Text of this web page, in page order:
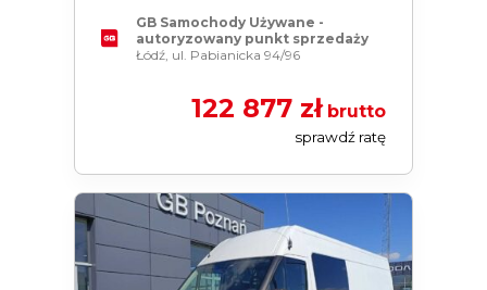
GB Samochody Używane -
autoryzowany punkt sprzedaży
Łódź, ul. Pabianicka 94/96
122 877 złbrutto
sprawdź ratę